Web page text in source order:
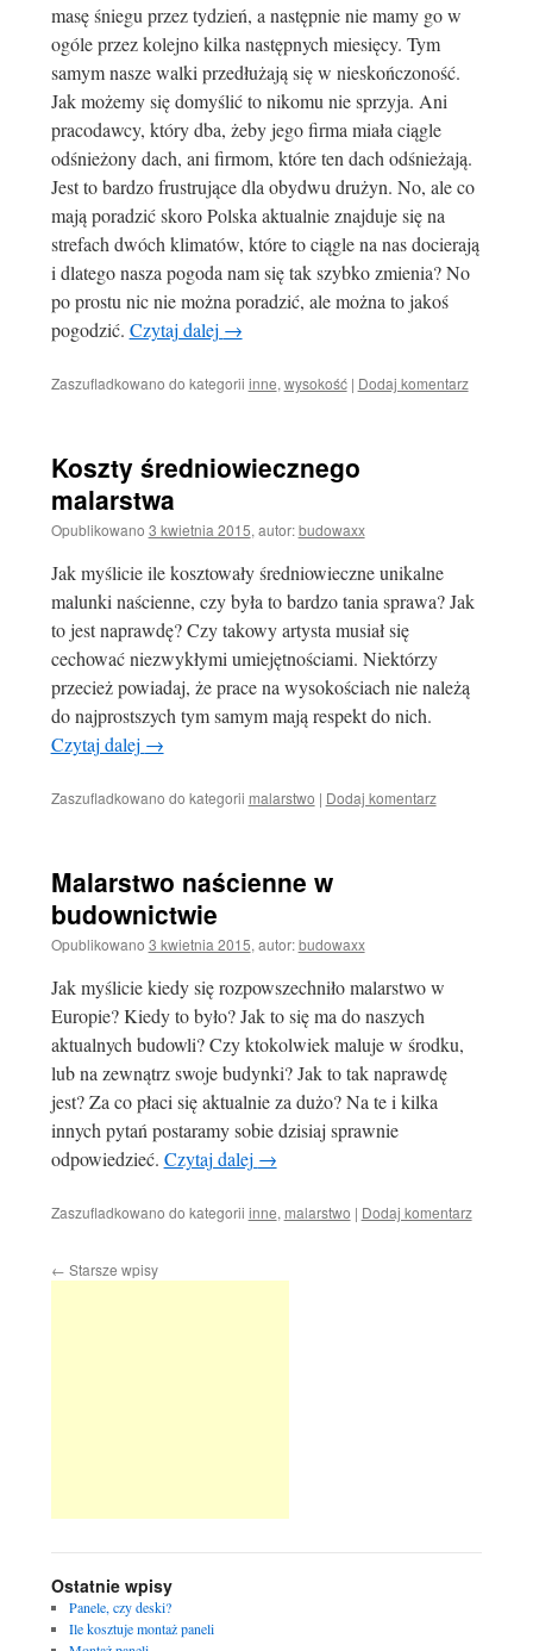
masę śniegu przez tydzień, a następnie nie mamy go w
ogóle przez kolejno kilka następnych miesięcy. Tym
samym nasze walki przedłużają się w nieskończoność.
Jak możemy się domyślić to nikomu nie sprzyja. Ani
pracodawcy, który dba, żeby jego firma miała ciągle
odśnieżony dach, ani firmom, które ten dach odśnieżają.
Jest to bardzo frustrujące dla obydwu drużyn. No, ale co
mają poradzić skoro Polska aktualnie znajduje się na
strefach dwóch klimatów, które to ciągle na nas docierają
i dlatego nasza pogoda nam się tak szybko zmienia? No
po prostu nic nie można poradzić, ale można to jakoś
pogodzić. Czytaj dalej →
Zaszufladkowano do kategorii inne, wysokość | Dodaj komentarz
Koszty średniowiecznego
malarstwa
Opublikowano 3 kwietnia 2015, autor: budowaxx
Jak myślicie ile kosztowały średniowieczne unikalne
malunki naścienne, czy była to bardzo tania sprawa? Jak
to jest naprawdę? Czy takowy artysta musiał się
cechować niezwykłymi umiejętnościami. Niektórzy
przecież powiadaj, że prace na wysokościach nie należą
do najprostszych tym samym mają respekt do nich.
Czytaj dalej →
Zaszufladkowano do kategorii malarstwo | Dodaj komentarz
Malarstwo naścienne w
budownictwie
Opublikowano 3 kwietnia 2015, autor: budowaxx
Jak myślicie kiedy się rozpowszechniło malarstwo w
Europie? Kiedy to było? Jak to się ma do naszych
aktualnych budowli? Czy ktokolwiek maluje w środku,
lub na zewnątrz swoje budynki? Jak to tak naprawdę
jest? Za co płaci się aktualnie za dużo? Na te i kilka
innych pytań postaramy sobie dzisiaj sprawnie
odpowiedzieć. Czytaj dalej →
Zaszufladkowano do kategorii inne, malarstwo | Dodaj komentarz
← Starsze wpisy
Ostatnie wpisy
Panele, czy deski?
Ile kosztuje montaż paneli